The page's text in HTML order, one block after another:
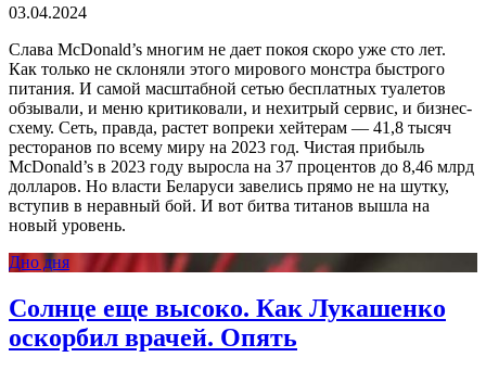
03.04.2024
Слава McDonald’s многим не дает покоя скоро уже сто лет.
Как только не склоняли этого мирового монстра быстрого
питания. И самой масштабной сетью бесплатных туалетов
обзывали, и меню критиковали, и нехитрый сервис, и бизнес-
схему. Сеть, правда, растет вопреки хейтерам — 41,8 тысяч
ресторанов по всему миру на 2023 год. Чистая прибыль
McDonald’s в 2023 году выросла на 37 процентов до 8,46 млрд
долларов. Но власти Беларуси завелись прямо не на шутку,
вступив в неравный бой. И вот битва титанов вышла на
новый уровень.
Дно дня
Солнце еще высоко. Как Лукашенко
оскорбил врачей. Опять